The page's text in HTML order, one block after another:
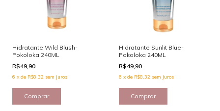
Hidratante Wild Blush-
Pokoloka 240ML
R$49,90
6 x de R$8,32 sem juros
Hidratante Sunlit Blue-
Pokoloka 240ML
R$49,90
6 x de R$8,32 sem juros